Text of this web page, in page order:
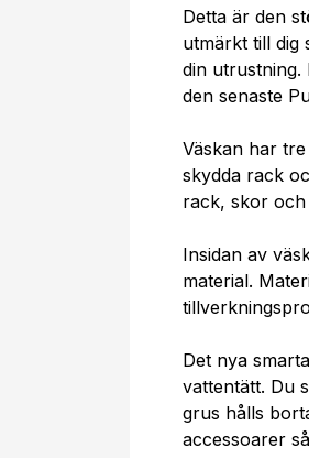
Detta är den
utmärkt till
din utrustning.
den senaste
Väskan har
skydda rack
rack, skor och
Insidan av
material.
Det nya
vattentätt. Du
grus hålls
accessoarer